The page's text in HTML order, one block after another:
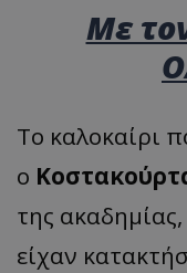
Με
Το καλοκαίρι
ο
της ακαδημίας,
είχαν